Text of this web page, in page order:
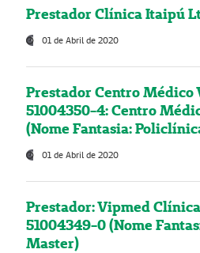
Prestador Clínica Itaipú
01 de Abril de 2020
Prestador Centro Médico
51004350-4: Centro
(Nome Fantasia:
01 de Abril de 2020
Prestador: Vipmed
51004349-0 (Nome
Master)